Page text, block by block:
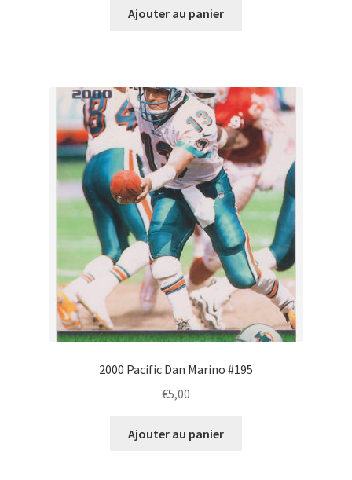
Ajouter au panier
2000 Pacific Dan Marino #195
€5,00
Ajouter au panier